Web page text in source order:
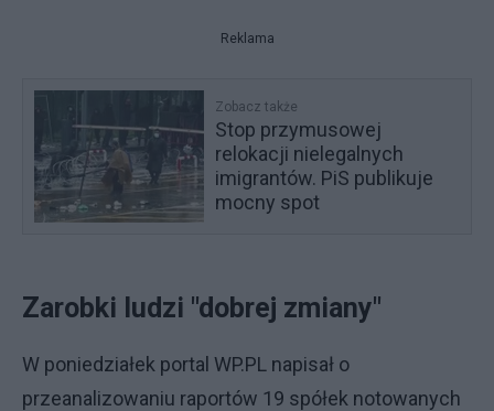
Reklama
Zobacz także
Stop przymusowej
relokacji nielegalnych
imigrantów. PiS publikuje
mocny spot
Zarobki ludzi "dobrej zmiany"
W poniedziałek portal WP.PL napisał o
przeanalizowaniu raportów 19 spółek notowanych